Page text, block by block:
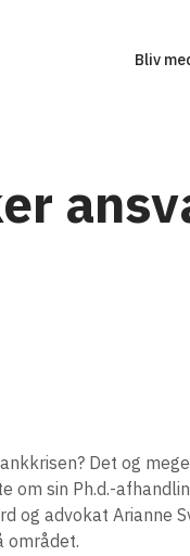
Bliv
Det og
om sin Ph.d.-
og advokat Arianne
området.